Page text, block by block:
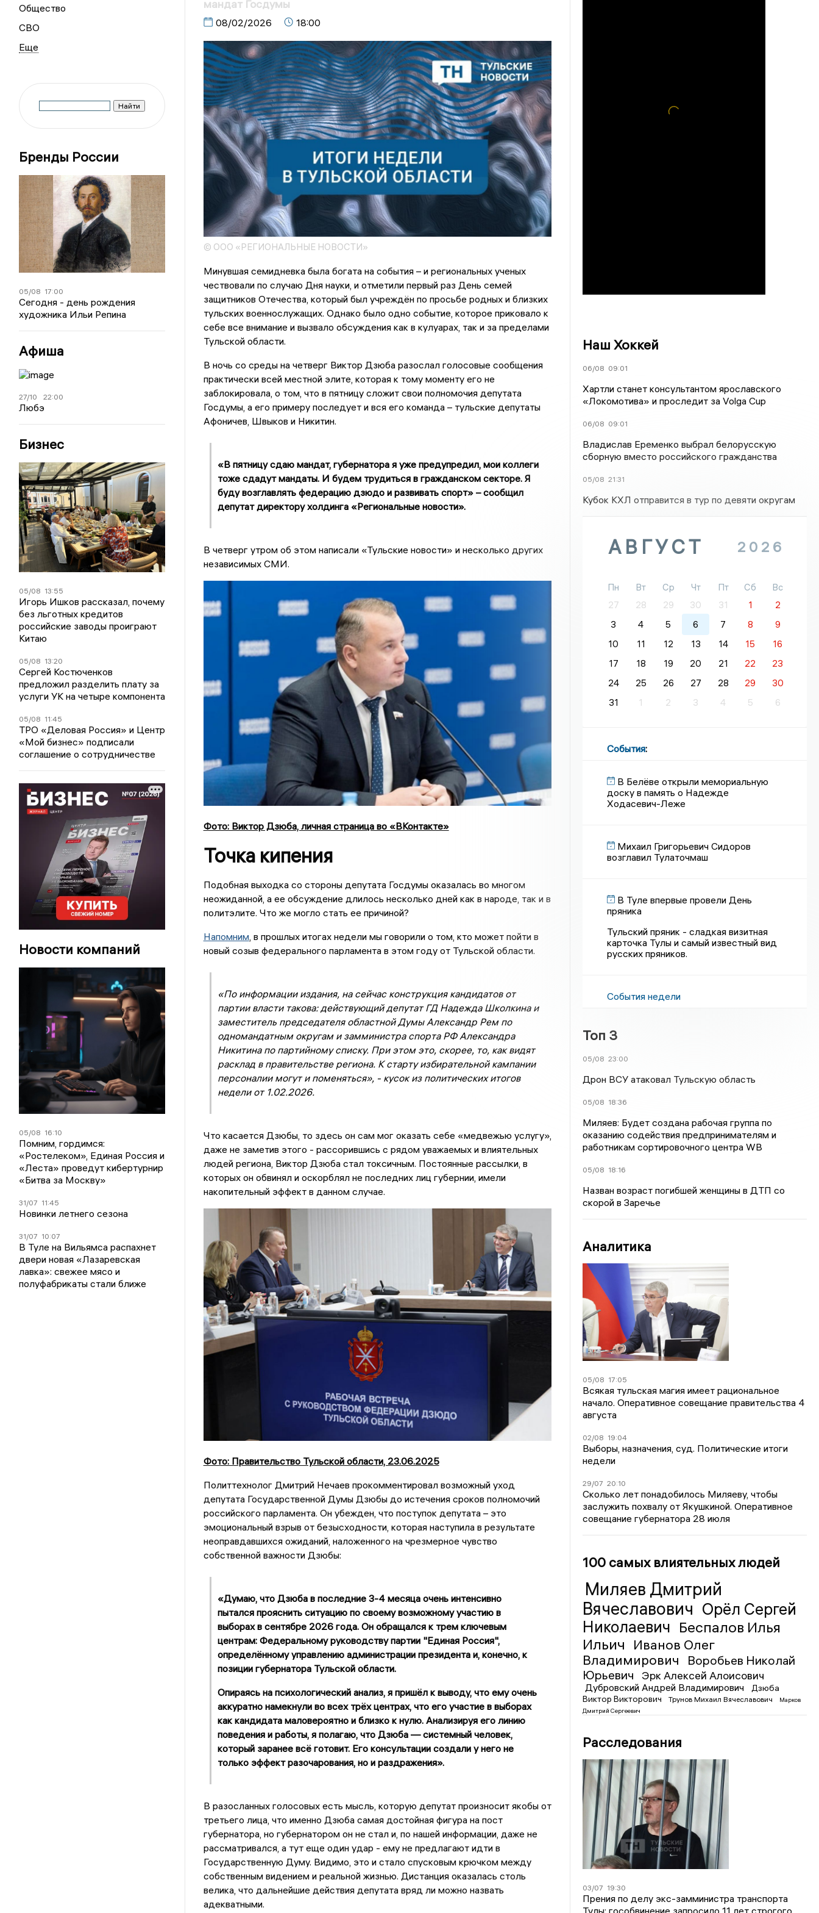
Общество
СВО
Бренды России
05/08 17:00
Сегодня - день рождения
художника Ильи Репина
Афиша
27/10 22:00
Любэ
Бизнес
05/08 13:55
Игорь Ишков рассказал, почему
без льготных кредитов
российские заводы проиграют
Китаю
05/08 13:20
Сергей Костюченков
предложил разделить плату за
услуги УК на четыре компонента
05/08 11:45
ТРО «Деловая Россия» и Центр
«Мой бизнес» подписали
соглашение о сотрудничестве
Новости компаний
05/08 16:10
Помним, гордимся:
«Ростелеком», Единая Россия и
«Леста» проведут кибертурнир
«Битва за Москву»
31/07 11:45
Новинки летнего сезона
31/07 10:07
В Туле на Вильямса распахнет
двери новая «Лазаревская
лавка»: свежее мясо и
полуфабрикаты стали ближе
мандат Госдумы
08/02/2026 18:00
© ООО «РЕГИОНАЛЬНЫЕ НОВОСТИ»
Минувшая семидневка была богата на события – и региональных ученых
чествовали по случаю Дня науки, и отметили первый раз День семей
защитников Отечества, который был учреждён по просьбе родных и близких
тульских военнослужащих. Однако было одно событие, которое приковало к
себе все внимание и вызвало обсуждения как в кулуарах, так и за пределами
Тульской области.
В ночь со среды на четверг Виктор Дзюба разослал голосовые сообщения
практически всей местной элите, которая к тому моменту его не
заблокировала, о том, что в пятницу сложит свои полномочия депутата
Госдумы, а его примеру последует и вся его команда – тульские депутаты
Афоничев, Швыков и Никитин.
«В пятницу сдаю мандат, губернатора я уже предупредил, мои коллеги
тоже сдадут мандаты. И будем трудиться в гражданском секторе. Я
буду возглавлять федерацию дзюдо и развивать спорт» – сообщил
депутат директору холдинга «Региональные новости».
В четверг утром об этом написали «Тульские новости» и несколько других
независимых СМИ.
Фото: Виктор Дзюба, личная страница во «ВКонтакте»
Точка кипения
Подобная выходка со стороны депутата Госдумы оказалась во многом
неожиданной, а ее обсуждение длилось несколько дней как в народе, так и в
политэлите. Что же могло стать ее причиной?
Напомним, в прошлых итогах недели мы говорили о том, кто может пойти в
новый созыв федерального парламента в этом году от Тульской области.
«По информации издания, на сейчас конструкция кандидатов от
партии власти такова: действующий депутат ГД Надежда Школкина и
заместитель председателя областной Думы Александр Рем по
одномандатным округам и замминистра спорта РФ Александра
Никитина по партийному списку. При этом это, скорее, то, как видят
расклад в правительстве региона. К старту избирательной кампании
персоналии могут и поменяться», - кусок из политических итогов
недели от 1.02.2026.
Что касается Дзюбы, то здесь он сам мог оказать себе «медвежью услугу»,
даже не заметив этого - рассорившись с рядом уважаемых и влиятельных
людей региона, Виктор Дзюба стал токсичным. Постоянные рассылки, в
которых он обвинял и оскорблял не последних лиц губернии, имели
накопительный эффект в данном случае.
Фото: Правительство Тульской области, 23.06.2025
Политтехнолог Дмитрий Нечаев прокомментировал возможный уход
депутата Государственной Думы Дзюбы до истечения сроков полномочий
российского парламента. Он убежден, что поступок депутата – это
эмоциональный взрыв от безысходности, которая наступила в результате
неоправдавшихся ожиданий, наложенного на чрезмерное чувство
собственной важности Дзюбы:
«Думаю, что Дзюба в последние 3-4 месяца очень интенсивно
пытался прояснить ситуацию по своему возможному участию в
выборах в сентябре 2026 года. Он обращался к трем ключевым
центрам: Федеральному руководству партии "Единая Россия",
определённому управлению администрации президента и, конечно, к
позиции губернатора Тульской области.
Опираясь на психологический анализ, я пришёл к выводу, что ему очень
аккуратно намекнули во всех трёх центрах, что его участие в выборах
как кандидата маловероятно и близко к нулю. Анализируя его линию
поведения и работы, я полагаю, что Дзюба — системный человек,
который заранее всё готовит. Его консультации создали у него не
только эффект разочарования, но и раздражения».
В разосланных голосовых есть мысль, которую депутат произносит якобы от
третьего лица, что именно Дзюба самая достойная фигура на пост
губернатора, но губернатором он не стал и, по нашей информации, даже не
рассматривался, а тут еще один удар - ему не предлагают идти в
Государственную Думу. Видимо, это и стало спусковым крючком между
собственным видением и реальной жизнью. Дистанция оказалась столь
велика, что дальнейшие действия депутата вряд ли можно назвать
адекватными.
Наш Хоккей
06/08 09:01
Хартли станет консультантом ярославского
«Локомотива» и проследит за Volga Cup
06/08 09:01
Владислав Еременко выбрал белорусскую
сборную вместо российского гражданства
05/08 21:31
Кубок КХЛ отправится в тур по девяти округам
АВГУСТ 2026
Пн Вт Ср Чт Пт Сб
Вс
27
28 29 30 31 1
2
3
4 5 6 7 8
9
10
11 12 13 14 15
16
17
18 19 20 21 22
23
24
25 26 27 28 29
30
31
1 2 3 4 5 6
События:
В Белёве открыли мемориальную
доску в память о Надежде
Ходасевич-Леже
Михаил Григорьевич Сидоров
возглавил Тулаточмаш
В Туле впервые провели День
пряника
Тульский пряник - сладкая визитная
карточка Тулы и самый известный вид
русских пряников.
События недели
Топ 3
05/08 23:00
Дрон ВСУ атаковал Тульскую область
05/08 18:36
Миляев: Будет создана рабочая группа по
оказанию содействия предпринимателям и
работникам сортировочного центра WB
05/08 18:16
Назван возраст погибшей женщины в ДТП со
скорой в Заречье
Аналитика
05/08 17:05
Всякая тульская магия имеет рациональное
начало. Оперативное совещание правительства 4
августа
02/08 19:04
Выборы, назначения, суд. Политические итоги
недели
29/07 20:10
Сколько лет понадобилось Миляеву, чтобы
заслужить похвалу от Якушкиной. Оперативное
совещание губернатора 28 июля
100 самых влиятельных людей
Миляев Дмитрий
Вячеславович Орёл Сергей
Николаевич Беспалов Илья
Ильич
Иванов Олег
Владимирович
Воробьев Николай
Юрьевич
Эрк Алексей Алоисович
Дубровский Андрей Владимирович
Дзюба
Виктор Викторович
Трунов Михаил Вячеславович
Марков
Дмитрий Сергеевич
Расследования
03/07 19:30
Прения по делу экс-замминистра транспорта
Тулы: гособвинение запросило 11 лет строгого